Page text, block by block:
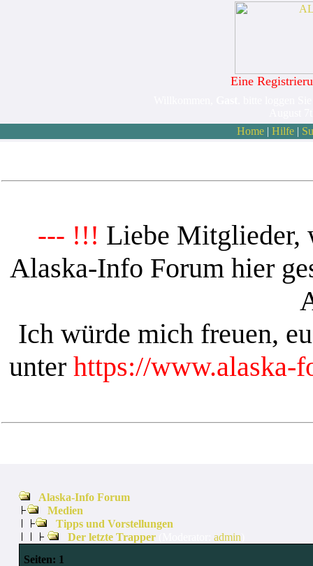
Eine
Home| Hilfe|
--- !!! Liebe Mitglieder,
Alaska-Info Forum hier
Ich würde mich freuen,
unter https://www.alaska-
Alaska-Info Forum
Medien
Tipps und Vorstellungen
Der letzte Trapper
admin
Seiten: 1